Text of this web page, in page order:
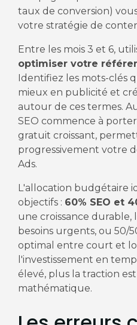
taux de conversion)
votre stratégie de
Entre les mois 3 et 6,
optimiser votre
Identifiez les mots-clés
mieux en publicité et
autour de ces termes.
SEO commence à
gratuit croissant,
progressivement votre
Ads.
L'allocation budgétaire
objectifs : 60% SEO et
une croissance durable,
besoins urgents, ou 50/
optimal entre court et
l'investissement en
élevé, plus la traction
mathématique.